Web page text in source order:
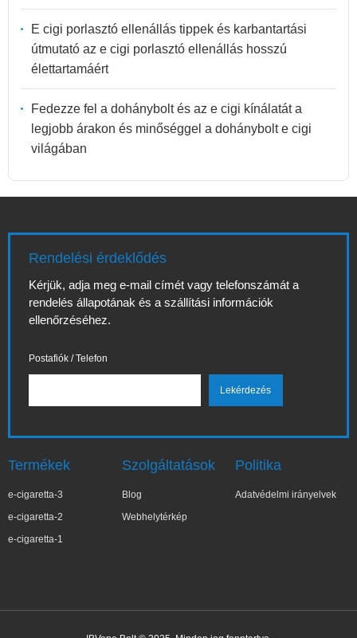
E cigi porlasztó ellenállás tippek és karbantartási
útmutató az e cigi porlasztó ellenállás hosszú
élettartamáért
Fedezze fel a dohánybolt és az e cigi kínálatát a
legjobb árakon és minőséggel a dohánybolt e cigi
világában
Rendelési érdeklődés
Kérjük, adja meg e-mail címét vagy telefonszámát a
rendelés állapotának és a szállítási információk
ellenőrzéséhez.
Postafiók / Telefon
Termékek
e-cigaretta-3
e-cigaretta-2
e-cigaretta-1
Szolgáltatások
Blog
Webhelytérkép
Politika
Adatvédelmi irányelvek